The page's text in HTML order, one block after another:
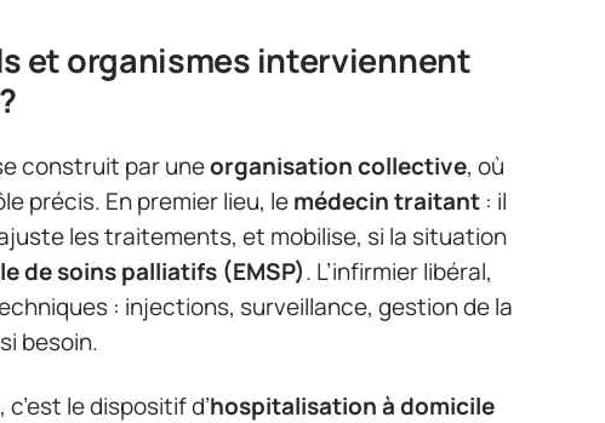
et organismes interviennent
construit par uneorganisation collective, où
précis. En premier lieu, lemédecin traitant : il
les traitements, et mobilise, si la situation
de soins palliatifs (EMSP). L’infirmier libéral,
: injections, surveillance, gestion de la
besoin.
le dispositif d’hospitalisation à domicile